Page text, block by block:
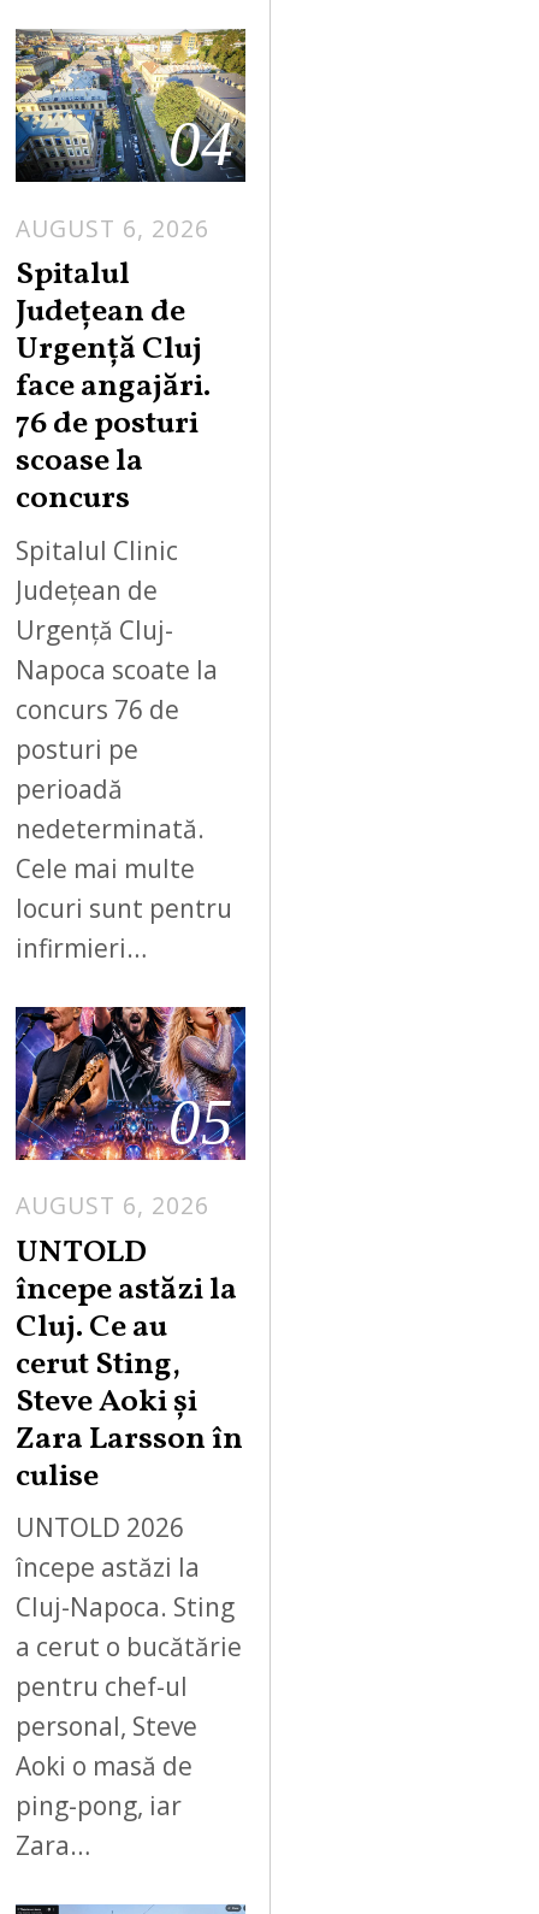
04
AUGUST 6, 2026
Spitalul
Județean de
Urgență Cluj
face angajări.
76 de posturi
scoase la
concurs
Spitalul Clinic
Județean de
Urgență Cluj-
Napoca scoate la
concurs 76 de
posturi pe
perioadă
nedeterminată.
Cele mai multe
locuri sunt pentru
infirmieri…
05
AUGUST 6, 2026
UNTOLD
începe astăzi la
Cluj. Ce au
cerut Sting,
Steve Aoki și
Zara Larsson în
culise
UNTOLD 2026
începe astăzi la
Cluj-Napoca. Sting
a cerut o bucătărie
pentru chef-ul
personal, Steve
Aoki o masă de
ping-pong, iar
Zara…